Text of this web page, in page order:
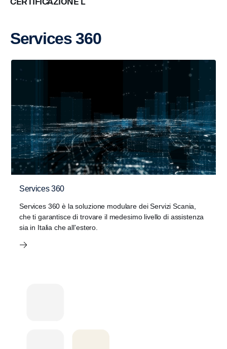
Services 360
Services 360
Services 360 è la soluzione modulare dei Servizi Scania,
che ti garantisce di trovare il medesimo livello di assistenza
sia in Italia che all'estero.